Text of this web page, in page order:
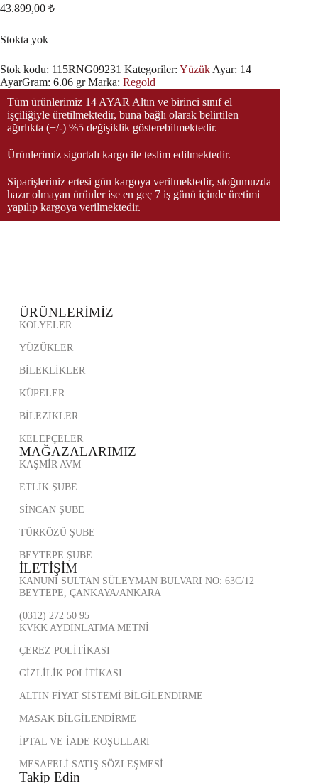
43.899,00 ₺
Stokta yok
Stok kodu: 115RNG09231 Kategoriler: Yüzük Ayar: 14
AyarGram: 6.06 gr Marka: Regold
Tüm ürünlerimiz 14 AYAR Altın ve birinci sınıf el
işçiliğiyle üretilmektedir, buna bağlı olarak belirtilen
ağırlıkta (+/-) %5 değişiklik gösterebilmektedir.
Ürünlerimiz sigortalı kargo ile teslim edilmektedir.
Siparişleriniz ertesi gün kargoya verilmektedir, stoğumuzda
hazır olmayan ürünler ise en geç 7 iş günü içinde üretimi
yapılıp kargoya verilmektedir.
ÜRÜNLERİMİZ
KOLYELER
YÜZÜKLER
BİLEKLİKLER
KÜPELER
BİLEZİKLER
KELEPÇELER
MAĞAZALARIMIZ
KAŞMİR AVM
ETLİK ŞUBE
SİNCAN ŞUBE
TÜRKÖZÜ ŞUBE
BEYTEPE ŞUBE
İLETİŞİM
KANUNİ SULTAN SÜLEYMAN BULVARI NO: 63C/12
BEYTEPE, ÇANKAYA/ANKARA
(0312) 272 50 95
KVKK AYDINLATMA METNİ
ÇEREZ POLİTİKASI
GİZLİLİK POLİTİKASI
ALTIN FİYAT SİSTEMİ BİLGİLENDİRME
MASAK BİLGİLENDİRME
İPTAL VE İADE KOŞULLARI
MESAFELİ SATIŞ SÖZLEŞMESİ
Takip Edin